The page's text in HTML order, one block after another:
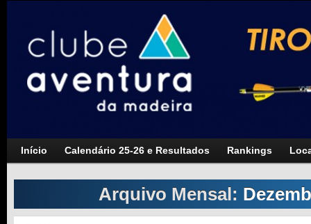
Início Calendário 25-26 e Resultados Rankings
Arquivo Mensal: